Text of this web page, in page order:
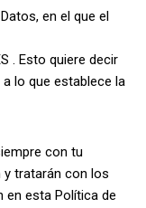
en el que el
. Esto quiere decir
lo que establece la
con tu
tratarán con los
esta Política de